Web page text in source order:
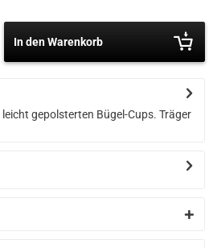
In den Warenkorb
gepolsterten Bügel-Cups. Träger